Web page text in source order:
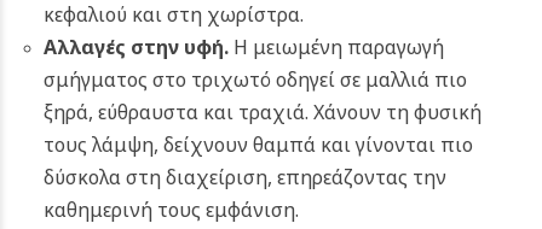
κεφαλιού και στη χωρίστρα.
Αλλαγές στην υφή. Η μειωμένη παραγωγή
σμήγματος στο τριχωτό οδηγεί σε μαλλιά πιο
ξηρά, εύθραυστα και τραχιά. Χάνουν τη φυσική
τους λάμψη, δείχνουν θαμπά και γίνονται πιο
δύσκολα στη διαχείριση, επηρεάζοντας την
καθημερινή τους εμφάνιση.